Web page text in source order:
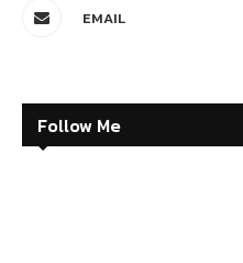
EMAIL
Follow Me